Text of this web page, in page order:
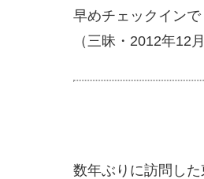
早めチェックインで
（三昧・2012年12
数年ぶりに訪問し